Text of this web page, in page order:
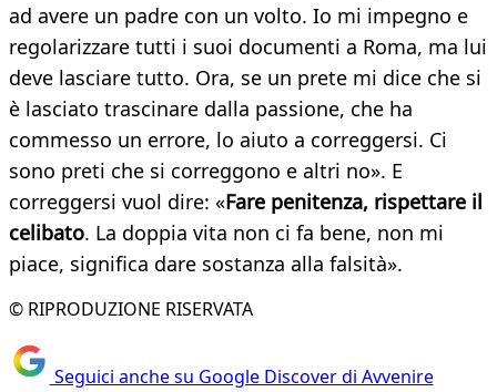
ad avere un padre con un volto. Io mi impegno e
regolarizzare tutti i suoi documenti a Roma, ma lui
deve lasciare tutto. Ora, se un prete mi dice che si
è lasciato trascinare dalla passione, che ha
commesso un errore, lo aiuto a correggersi. Ci
sono preti che si correggono e altri no». E
correggersi vuol dire: «Fare penitenza, rispettare il
celibato. La doppia vita non ci fa bene, non mi
piace, significa dare sostanza alla falsità».
© RIPRODUZIONE RISERVATA
Seguici anche su Google Discover di Avvenire